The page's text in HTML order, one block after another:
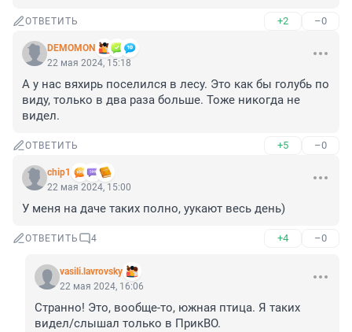
ОТВЕТИТЬ +2 –0
DEMOMON
22 мая 2024, 15:18
А у нас вяхирь поселился в лесу. Это как бы голубь по
виду, только в два раза больше. Тоже никогда не
видел.
ОТВЕТИТЬ +5 –0
chip1
22 мая 2024, 15:00
У меня на даче таких полно, уукают весь день)
ОТВЕТИТЬ 4 +4 –0
vasili.lavrovsky
22 мая 2024, 16:06
Странно! Это, вообще-то, южная птица. Я таких
видел/слышал только в ПрикВО.